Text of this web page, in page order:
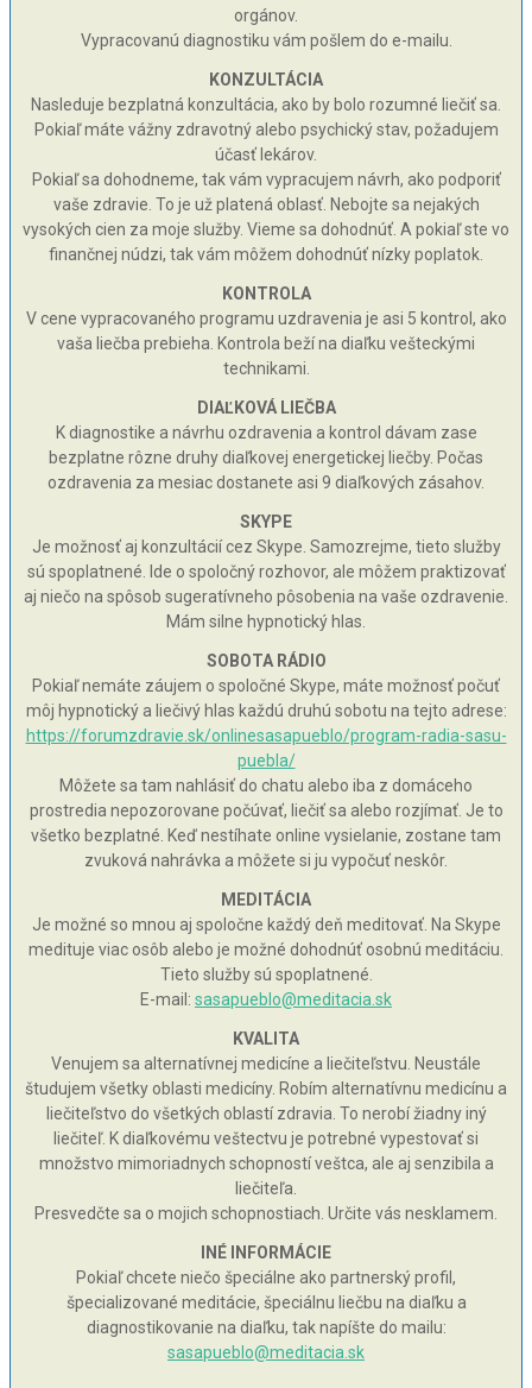
orgánov.
Vypracovanú diagnostiku vám pošlem do e-mailu.
KONZULTÁCIA
Nasleduje bezplatná konzultácia, ako by bolo rozumné liečiť sa.
Pokiaľ máte vážny zdravotný alebo psychický stav, požadujem
účasť lekárov.
Pokiaľ sa dohodneme, tak vám vypracujem návrh, ako podporiť
vaše zdravie. To je už platená oblasť. Nebojte sa nejakých
vysokých cien za moje služby. Vieme sa dohodnúť. A pokiaľ ste vo
finančnej núdzi, tak vám môžem dohodnúť nízky poplatok.
KONTROLA
V cene vypracovaného programu uzdravenia je asi 5 kontrol, ako
vaša liečba prebieha. Kontrola beží na diaľku vešteckými
technikami.
DIAĽKOVÁ LIEČBA
K diagnostike a návrhu ozdravenia a kontrol dávam zase
bezplatne rôzne druhy diaľkovej energetickej liečby. Počas
ozdravenia za mesiac dostanete asi 9 diaľkových zásahov.
SKYPE
Je možnosť aj konzultácií cez Skype. Samozrejme, tieto služby
sú spoplatnené. Ide o spoločný rozhovor, ale môžem praktizovať
aj niečo na spôsob sugeratívneho pôsobenia na vaše ozdravenie.
Mám silne hypnotický hlas.
SOBOTA RÁDIO
Pokiaľ nemáte záujem o spoločné Skype, máte možnosť počuť
môj hypnotický a liečivý hlas každú druhú sobotu na tejto adrese:
https://forumzdravie.sk/onlinesasapueblo/program-radia-sasu-
puebla/
Môžete sa tam nahlásiť do chatu alebo iba z domáceho
prostredia nepozorovane počúvať, liečiť sa alebo rozjímať. Je to
všetko bezplatné. Keď nestíhate online vysielanie, zostane tam
zvuková nahrávka a môžete si ju vypočuť neskôr.
MEDITÁCIA
Je možné so mnou aj spoločne každý deň meditovať. Na Skype
medituje viac osôb alebo je možné dohodnúť osobnú meditáciu.
Tieto služby sú spoplatnené.
E-mail: sasapueblo@meditacia.sk
KVALITA
Venujem sa alternatívnej medicíne a liečiteľstvu. Neustále
študujem všetky oblasti medicíny. Robím alternatívnu medicínu a
liečiteľstvo do všetkých oblastí zdravia. To nerobí žiadny iný
liečiteľ. K diaľkovému veštectvu je potrebné vypestovať si
množstvo mimoriadnych schopností veštca, ale aj senzibila a
liečiteľa.
Presvedčte sa o mojich schopnostiach. Určite vás nesklamem.
INÉ INFORMÁCIE
Pokiaľ chcete niečo špeciálne ako partnerský profil,
špecializované meditácie, špeciálnu liečbu na diaľku a
diagnostikovanie na diaľku, tak napíšte do mailu:
sasapueblo@meditacia.sk